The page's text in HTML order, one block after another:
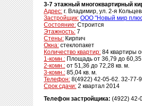
3-7 этажный многоквартирный
Адрес: г. Владимир, ул. 2-я
Застройщик: ООО "Новый мир
Состояние: Строится
Этажность: 7
Стены: Кирпич
Окна: cтеклопакет
Количество квартир: 84 квартиры
1-комн.: Площадь от 36,79 до 60,35
2-комн.: от 51,36 до 72,28 кв. м.
3-комн.: 85,04 кв. м.
Телефон: 8(4922) 42-05-62. 32-77-
Срок сдачи: 2 квартал 2014
Телефон застройщика: (4922) 42-